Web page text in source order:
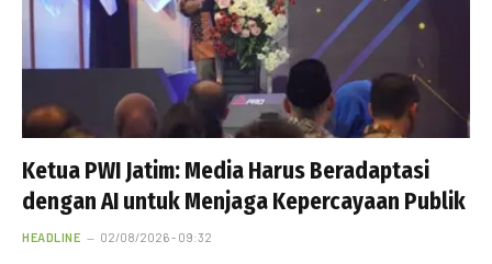
Ketua PWI Jatim: Media Harus Beradaptasi
dengan AI untuk Menjaga Kepercayaan Publik
HEADLINE 02/08/2026 - 09:32